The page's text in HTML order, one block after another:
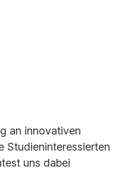
an innovativen
Studieninteressierten
uns dabei